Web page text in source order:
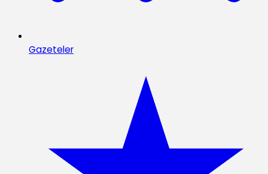
Gazeteler